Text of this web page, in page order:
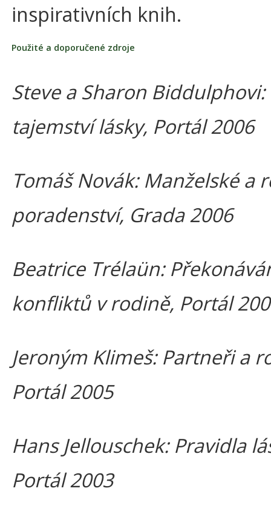
inspirativních knih.
Použité a doporučené zdroje
Steve a Sharon Biddulphovi:
tajemství lásky, Portál 2006
Tomáš Novák: Manželské a
poradenství, Grada 2006
Beatrice Trélaün:
konfliktů v rodině, Portál
Jeroným Klimeš: Partneři a
Portál 2005
Hans Jellouschek: Pravidla
Portál 2003